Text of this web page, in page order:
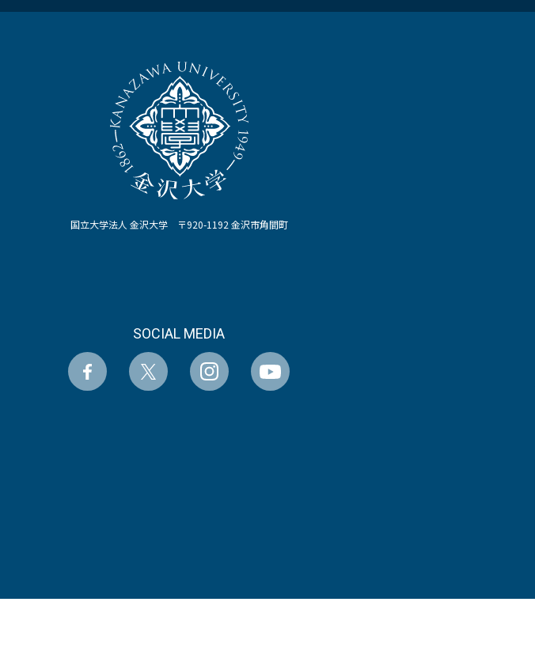
国立大学法人 金沢大学 〒920-1192 金沢市角間町
SOCIAL MEDIA